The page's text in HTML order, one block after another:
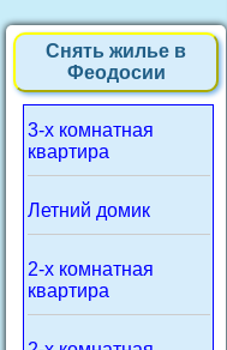
Снять жилье в
Феодосии
3-х комнатная
квартира
Летний домик
2-х комнатная
квартира